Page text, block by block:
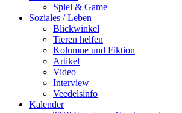
Spiel & Game
Soziales / Leben
Blickwinkel
Tieren helfen
Kolumne und Fiktion
Artikel
Video
Interview
Veedelsinfo
Kalender